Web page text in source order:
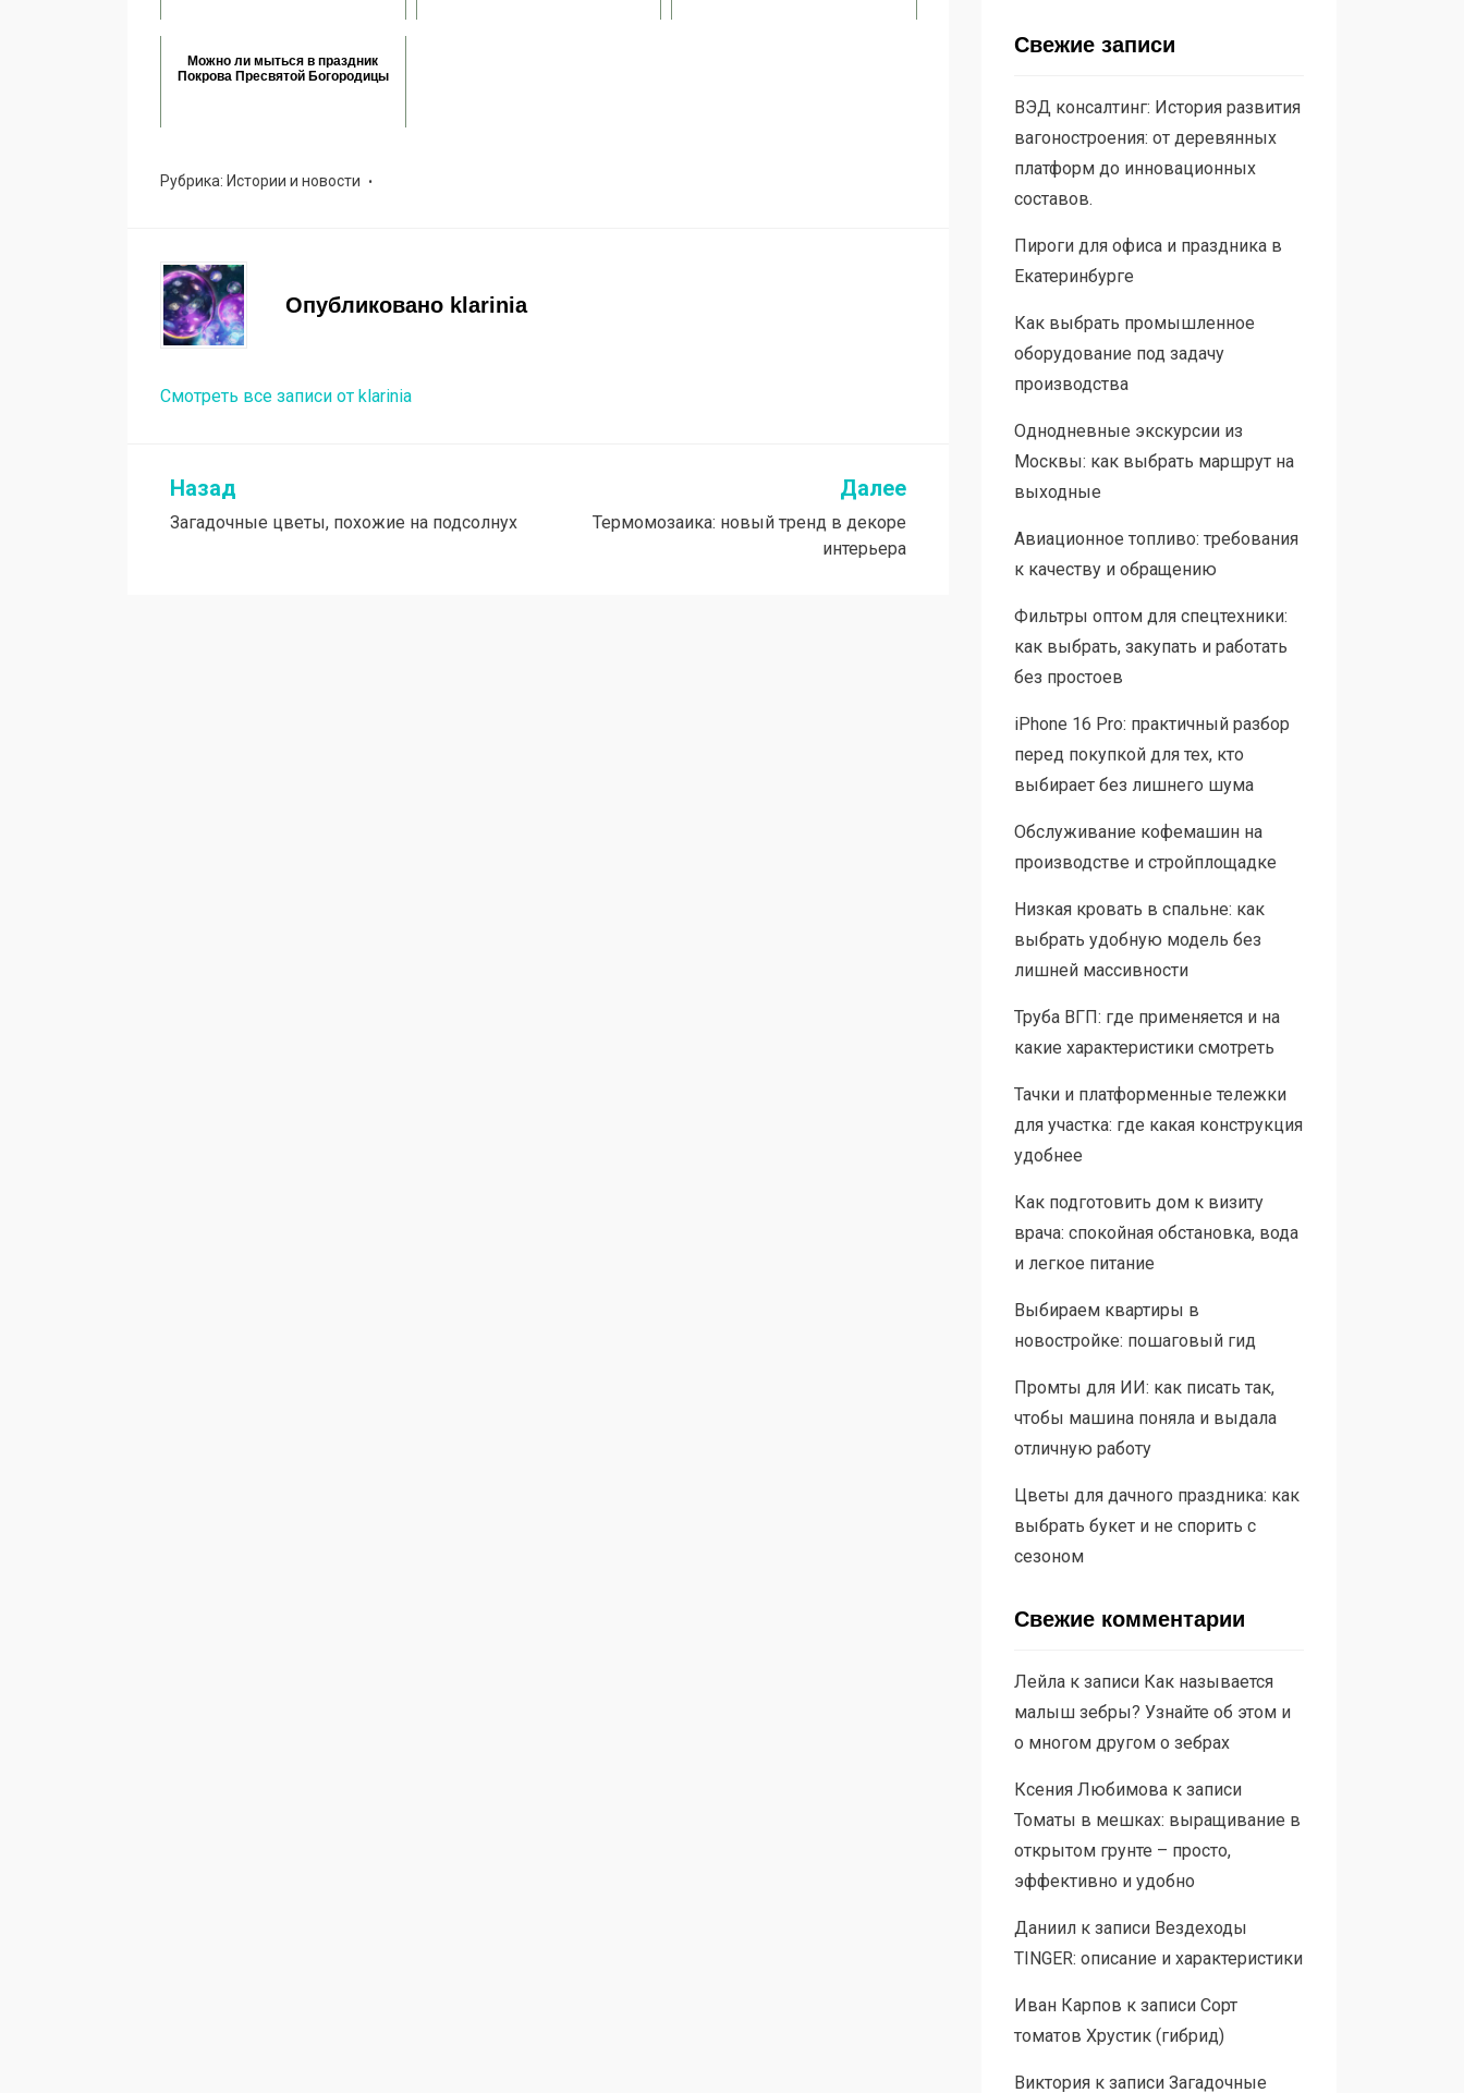
Можно ли мыться в праздник
Покрова Пресвятой Богородицы
Рубрика: Истории и новости
Опубликовано klarinia
Смотреть все записи от klarinia
Навигация
по
Назад
Загадочные цветы, похожие на подсолнух
Далее
Термомозаика: новый тренд в декоре
интерьера
Свежие записи
ВЭД консалтинг: История развития
вагоностроения: от деревянных
платформ до инновационных
составов.
Пироги для офиса и праздника в
Екатеринбурге
Как выбрать промышленное
оборудование под задачу
производства
Однодневные экскурсии из
Москвы: как выбрать маршрут на
выходные
Авиационное топливо: требования
к качеству и обращению
Фильтры оптом для спецтехники:
как выбрать, закупать и работать
без простоев
iPhone 16 Pro: практичный разбор
перед покупкой для тех, кто
выбирает без лишнего шума
Обслуживание кофемашин на
производстве и стройплощадке
Низкая кровать в спальне: как
выбрать удобную модель без
лишней массивности
Труба ВГП: где применяется и на
какие характеристики смотреть
Тачки и платформенные тележки
для участка: где какая конструкция
удобнее
Как подготовить дом к визиту
врача: спокойная обстановка, вода
и легкое питание
Выбираем квартиры в
новостройке: пошаговый гид
Промты для ИИ: как писать так,
чтобы машина поняла и выдала
отличную работу
Цветы для дачного праздника: как
выбрать букет и не спорить с
сезоном
Свежие комментарии
Лейлак записи Как называется
малыш зебры? Узнайте об этом и
о многом другом о зебрах
Ксения Любимовак записи
Томаты в мешках: выращивание в
открытом грунте – просто,
эффективно и удобно
Даниилк записи Вездеходы
TINGER: описание и характеристики
Иван Карпов к записи Сорт
томатов Хрустик (гибрид)
Викторияк записи Загадочные